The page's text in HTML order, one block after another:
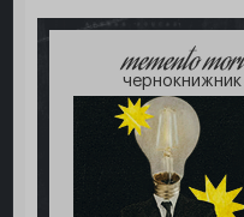
memento mori
чернокнижник